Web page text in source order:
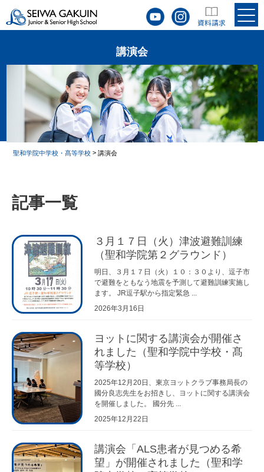
講演会
聖和学院中学校・髙等学校 >講演会
記事一覧
３月１７日（火）津波避難訓練
（聖和学院第２グラウンド）
明日、３月１７日（火）１０：３０より、逗子市
で避難をともなう地震を予測して避難訓練実施し
ます。 JR逗子駅から指定緊急 ...
2026年3月16日
ヨットに関する講演会が開催さ
れました（聖和学院中学校・髙
等学校）
2025年12月20日、東京ヨットクラブ事務局長の
國分良志先生をお招きし、ヨットに関する講演会
を開催しました。 國分先 ...
2025年12月22日
講演会「ALS患者が見つめる希
望」が開催されました（聖和学